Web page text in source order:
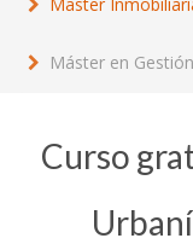
Máster en
Curso